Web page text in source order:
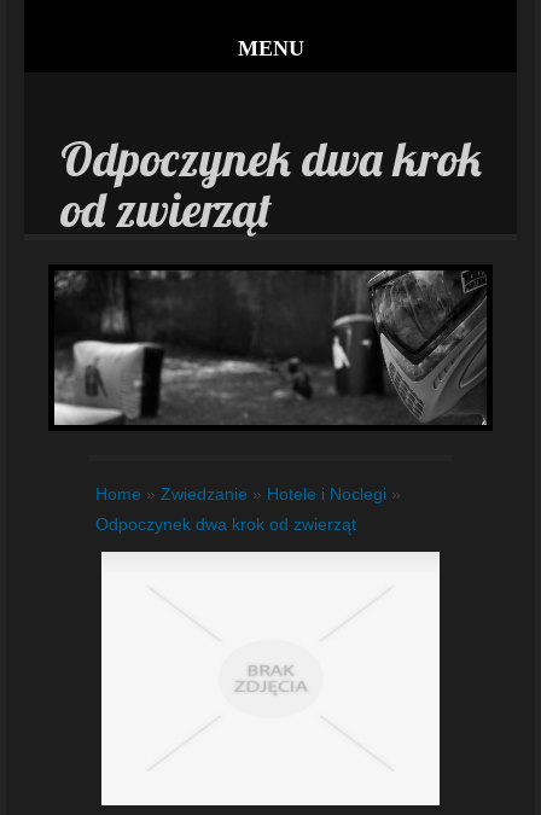
MENU
Odpoczynek dwa krok
od zwierząt
Home » Zwiedzanie » Hotele i Noclegi »
Odpoczynek dwa krok od zwierząt